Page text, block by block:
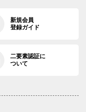
新規会員
登録ガイド
二要素認証に
ついて